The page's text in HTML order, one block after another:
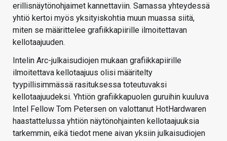
erillisnäytönohjaimet kannettaviin. Samassa yhteydessä
yhtiö kertoi myös yksityiskohtia muun muassa siitä,
miten se määrittelee grafiikkapiirille ilmoitettavan
kellotaajuuden.
Intelin Arc-julkaisudiojen mukaan grafiikkapiirille
ilmoitettava kellotaajuus olisi määritelty
tyypillisimmässä rasituksessa toteutuvaksi
kellotaajuudeksi. Yhtiön grafiikkapuolen guruihin kuuluva
Intel Fellow Tom Petersen on valottanut HotHardwaren
haastattelussa yhtiön näytönohjainten kellotaajuuksia
tarkemmin, eikä tiedot mene aivan yksiin julkaisudiojen